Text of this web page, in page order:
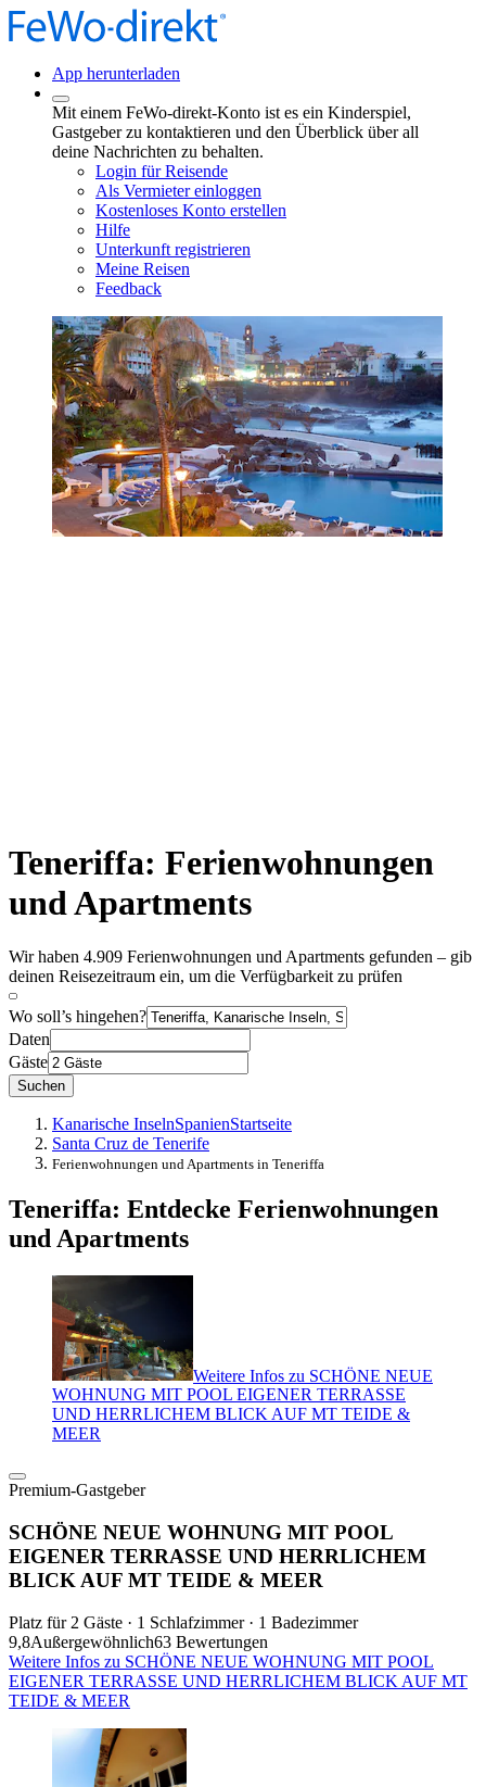
App herunterladen
Mit einem FeWo-direkt-Konto ist es ein Kinderspiel,
Gastgeber zu kontaktieren und den Überblick über all
deine Nachrichten zu behalten.
Login für Reisende
Als Vermieter einloggen
Kostenloses Konto erstellen
Hilfe
Unterkunft registrieren
Meine Reisen
Feedback
Teneriffa: Ferienwohnungen
und Apartments
Wir haben 4.909 Ferienwohnungen und Apartments gefunden – gib
deinen Reisezeitraum ein, um die Verfügbarkeit zu prüfen
Wo soll’s hingehen?
Daten
Gäste
Suchen
Kanarische InselnSpanienStartseite
Santa Cruz de Tenerife
Ferienwohnungen und Apartments in Teneriffa
Teneriffa: Entdecke Ferienwohnungen
und Apartments
Weitere Infos zu SCHÖNE NEUE
WOHNUNG MIT POOL EIGENER TERRASSE
UND HERRLICHEM BLICK AUF MT TEIDE &
MEER
Premium-Gastgeber
SCHÖNE NEUE WOHNUNG MIT POOL
EIGENER TERRASSE UND HERRLICHEM
BLICK AUF MT TEIDE & MEER
Platz für 2 Gäste · 1 Schlafzimmer · 1 Badezimmer
9,8Außergewöhnlich63 Bewertungen
Weitere Infos zu SCHÖNE NEUE WOHNUNG MIT POOL
EIGENER TERRASSE UND HERRLICHEM BLICK AUF MT
TEIDE & MEER